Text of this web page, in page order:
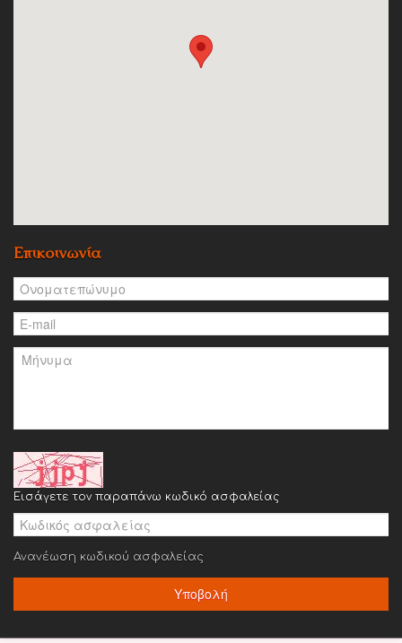
Επικοινωνία
Εισάγετε τον παραπάνω κωδικό ασφαλείας
Ανανέωση κωδικού ασφαλείας
Υποβολή